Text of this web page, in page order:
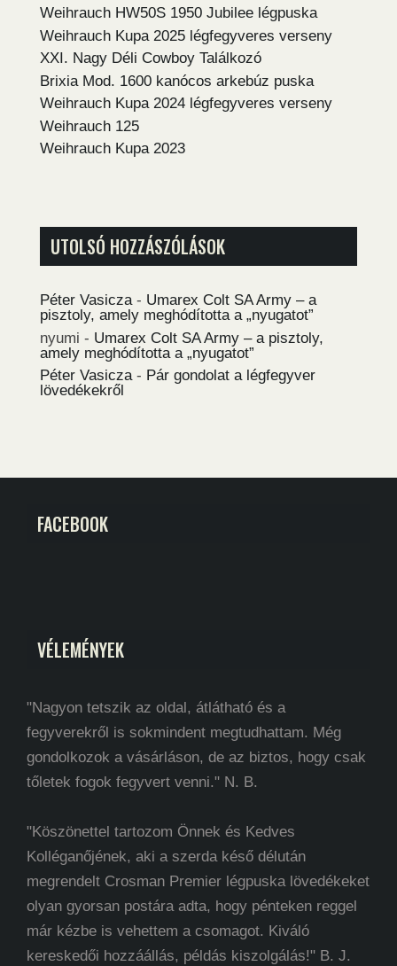
Weihrauch HW50S 1950 Jubilee légpuska
Weihrauch Kupa 2025 légfegyveres verseny
XXI. Nagy Déli Cowboy Találkozó
Brixia Mod. 1600 kanócos arkebúz puska
Weihrauch Kupa 2024 légfegyveres verseny
Weihrauch 125
Weihrauch Kupa 2023
UTOLSÓ HOZZÁSZÓLÁSOK
Péter Vasicza- Umarex Colt SA Army – a
pisztoly, amely meghódította a „nyugatot”
nyumi - Umarex Colt SA Army – a pisztoly,
amely meghódította a „nyugatot”
Péter Vasicza- Pár gondolat a légfegyver
lövedékekről
FACEBOOK
VÉLEMÉNYEK
"Nagyon tetszik az oldal, átlátható és a
fegyverekről is sokmindent megtudhattam. Még
gondolkozok a vásárláson, de az biztos, hogy csak
tőletek fogok fegyvert venni." N. B.
"Köszönettel tartozom Önnek és Kedves
Kolléganőjének, aki a szerda késő délután
megrendelt Crosman Premier légpuska lövedékeket
olyan gyorsan postára adta, hogy pénteken reggel
már kézbe is vehettem a csomagot. Kiváló
kereskedői hozzáállás, példás kiszolgálás!" B. J.